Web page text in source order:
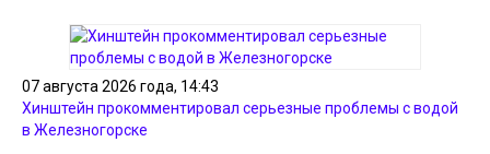
07 августа 2026 года, 14:43
Хинштейн прокомментировал серьезные проблемы с водой
в Железногорске